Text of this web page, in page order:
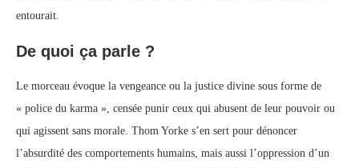
entourait.
De quoi ça parle ?
Le morceau évoque la vengeance ou la justice divine sous forme de
« police du karma », censée punir ceux qui abusent de leur pouvoir ou
qui agissent sans morale. Thom Yorke s’en sert pour dénoncer
l’absurdité des comportements humains, mais aussi l’oppression d’un